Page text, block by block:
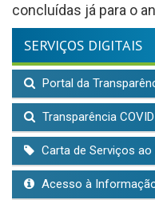
concluídas já para o
SERVIÇOS DIGITAIS
Portal da
Transparência
Carta de Serviços ao
Acesso à